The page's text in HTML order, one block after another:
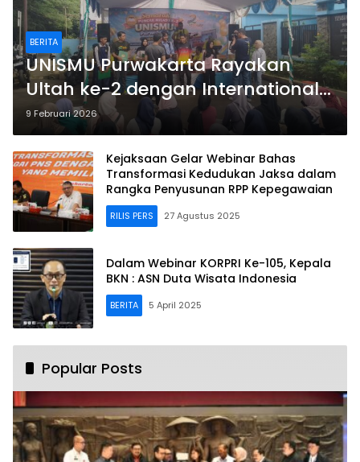
BERITA
UNISMU Purwakarta Rayakan
Ultah ke-2 dengan International
Webinar dan Program Strategis
9 Februari 2026
Kejaksaan Gelar Webinar Bahas
Transformasi Kedudukan Jaksa dalam
Rangka Penyusunan RPP Kepegawaian
RILIS PERS 27 Agustus 2025
Dalam Webinar KORPRI Ke-105, Kepala
BKN : ASN Duta Wisata Indonesia
BERITA 5 April 2025
Popular Posts